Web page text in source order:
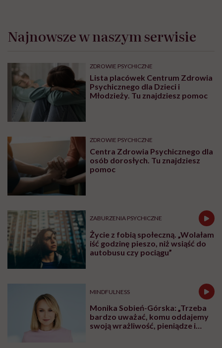
Najnowsze w naszym serwisie
ZDROWIE PSYCHICZNE
Lista placówek Centrum Zdrowia
Psychicznego dla Dzieci i
Młodzieży. Tu znajdziesz pomoc
ZDROWIE PSYCHICZNE
Centra Zdrowia Psychicznego dla
osób dorosłych. Tu znajdziesz
pomoc
ZABURZENIA PSYCHICZNE
Życie z fobią społeczną. „Wolałam
iść godzinę pieszo, niż wsiąść do
autobusu czy pociągu”
MINDFULNESS
Monika Sobień-Górska: „Trzeba
bardzo uważać, komu oddajemy
swoją wrażliwość, pieniądze i